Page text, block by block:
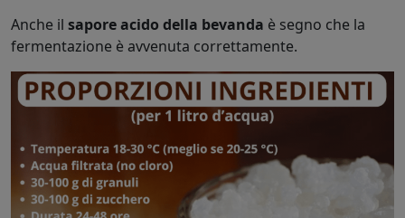
Anche il sapore acido della bevanda è segno che la
fermentazione è avvenuta correttamente.